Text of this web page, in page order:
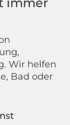
Wir helfen
Bad oder